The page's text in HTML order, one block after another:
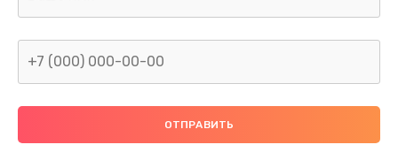
Ремонт капиллярной трубки
400 руб.